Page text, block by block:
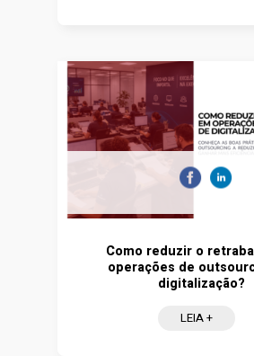
Como reduzir o
operações de
digitalização?
LEIA +